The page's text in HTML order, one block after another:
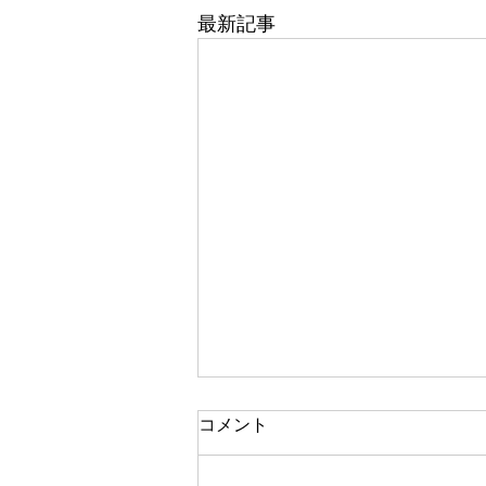
最新記事
コメント